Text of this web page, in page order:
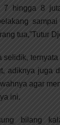
7 hingga 8
tua,”Tutur
selidik,
adiknya juga
agar
ini.
bilang